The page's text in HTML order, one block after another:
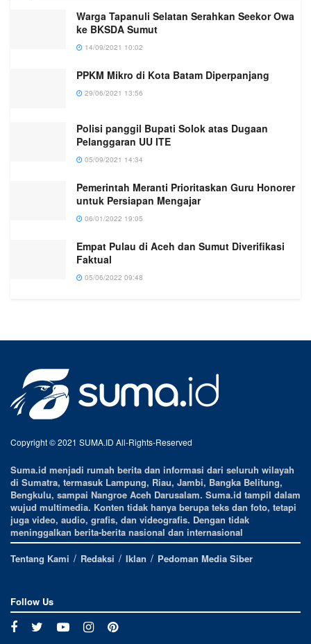
Warga Tapanuli Selatan Serahkan Seekor Owa
ke BKSDA Sumut
14/09/2021 10:02
PPKM Mikro di Kota Batam Diperpanjang
29/06/2021 13:56
Polisi panggil Bupati Solok atas Dugaan
Pelanggaran UU ITE
05/09/2021 14:34
Pemerintah Meranti Prioritaskan Guru Honorer
untuk Persiapan Mengajar
06/01/2022 19:05
Empat Pulau di Aceh dan Sumut Diverifikasi
Faktual
05/06/2022 09:48
Copyright © 2021 SUMA.ID All-Rights-Reserved
Suma.id menjadi rumah berita dan informasi dari seluruh wilayah
di Sumatra, termasuk Lampung, Riau, Jambi, Bangka Belitung,
Bengkulu, sampai Nangroe Aceh Darusalam. Suma.id tampil dalam
wujud multimedia. Konten tidak hanya berupa teks dan foto, tetapi
juga video, audio, grafis, dan videografis. Dengan tidak
meninggalkan berita-berita nasional dan internasional
Tentang Kami
Redaksi Iklan Pedoman Media Siber
Follow Us